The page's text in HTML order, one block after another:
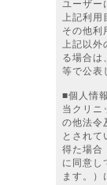
ユーザー
上記利用
その他利
上記以外
る場合は
等で公表
■個人情
当クリニ
の他法令
とされて
得た場合
に同意し
ます。）